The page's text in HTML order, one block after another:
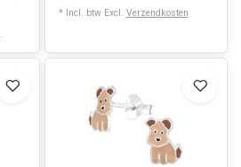
* Incl. btw Excl. Verzendkosten